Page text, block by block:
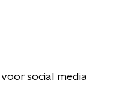
voor social media